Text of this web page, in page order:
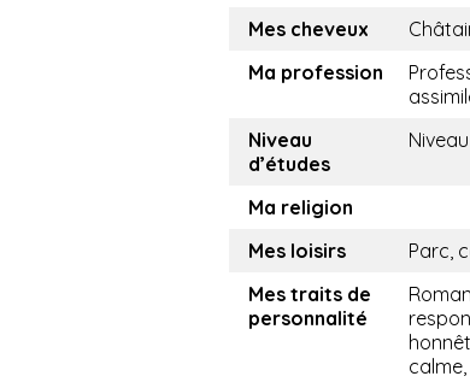
Mes cheveux
Ma profession
Niveau
d’études
Ma religion
Mes loisirs
Parc,
Mes traits de
personnalité